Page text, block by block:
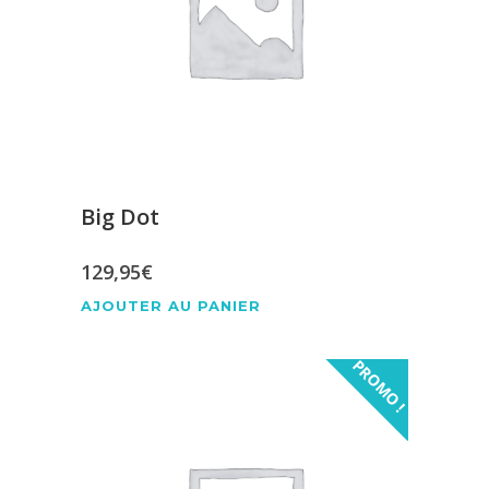
Big Dot
129,95€
AJOUTER AU PANIER
PROMO !